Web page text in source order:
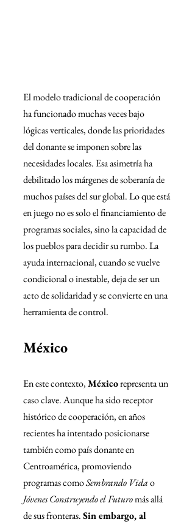
El modelo tradicional de cooperación
ha funcionado muchas veces bajo
lógicas verticales, donde las prioridades
del donante se imponen sobre las
necesidades locales. Esa asimetría ha
debilitado los márgenes de soberanía de
muchos países del sur global. Lo que está
en juego no es solo el financiamiento de
programas sociales, sino la capacidad de
los pueblos para decidir su rumbo. La
ayuda internacional, cuando se vuelve
condicional o inestable, deja de ser un
acto de solidaridad y se convierte en una
herramienta de control.
México
En este contexto, México representa un
caso clave. Aunque ha sido receptor
histórico de cooperación, en años
recientes ha intentado posicionarse
también como país donante en
Centroamérica, promoviendo
programas como Sembrando Vida o
Jóvenes Construyendo el Futuro más allá
de sus fronteras. Sin embargo, al